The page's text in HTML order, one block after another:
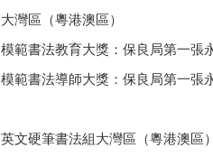
大灣區（粵港澳區）
模範書法教育大獎：保良局第一張
模範書法導師大獎：保良局第一張
英文硬筆書法組大灣區（粵港澳區